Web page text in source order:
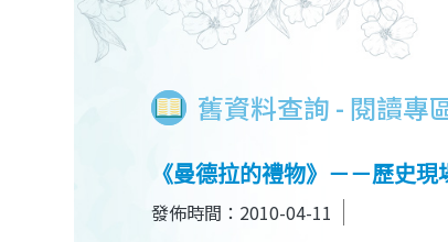
舊資料查詢 - 閱讀專
《曼德拉的禮物》－－歷史
發佈時間：2010-04-11